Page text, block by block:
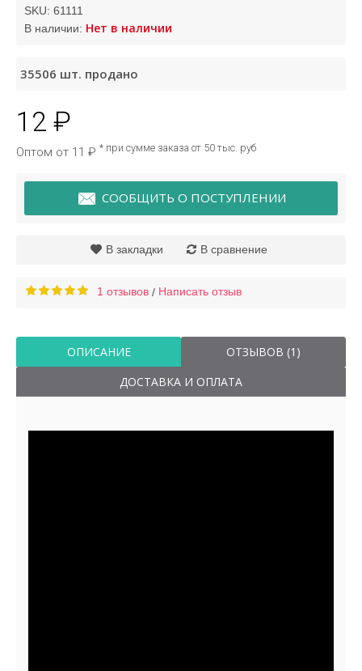
SKU: 61111
В наличии: Нет в наличии
35506 шт. продано
12 ₽
Оптом от 11 ₽ * при сумме заказа от 50 тыс. руб
СООБЩИТЬ О ПОСТУПЛЕНИИ
В закладки В сравнение
1 отзывов / Написать отзыв
ОПИСАНИЕ
ОТЗЫВОВ (1)
ДОСТАВКА И ОПЛАТА